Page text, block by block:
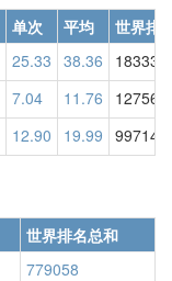
单次 平均
世界排
25.33 38.36
183330
7.04 11.76
127568
12.90 19.99 99714
世界排名总和
779058